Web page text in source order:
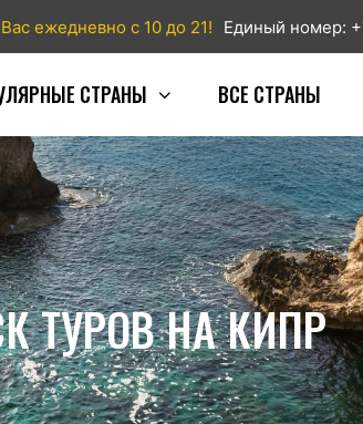
ежедневно с 10 до 21! Единый номер:
СТРАНЫ ВСЕ СТРАНЫ
ТУРОВ НА КИПР